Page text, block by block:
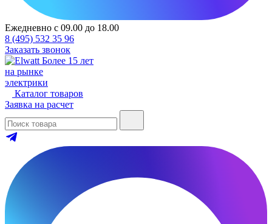
Ежедневно с 09.00 до 18.00
8 (495) 532 35 96
Заказать звонок
Более 15 лет
на рынке
электрики
Каталог товаров
Заявка на расчет